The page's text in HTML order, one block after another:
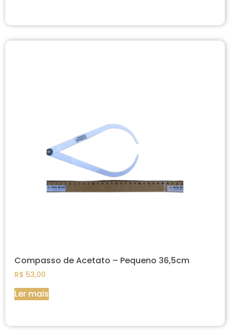
Compasso de Acetato – Pequeno 36,5cm
R$ 53,00
Ler mais